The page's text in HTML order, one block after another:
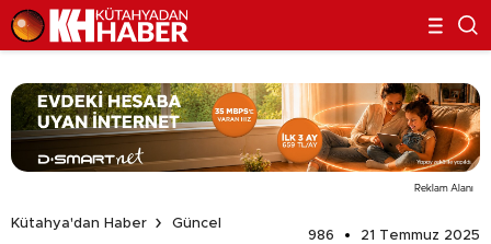
Reklam Alanı
Kütahya'dan Haber
Güncel
986
21 Temmuz 2025